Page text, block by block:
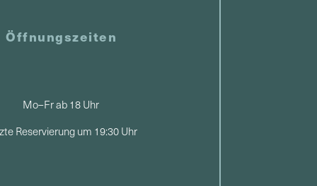
Öffnungszeiten
Mo–Fr ab 18 Uhr
Reservierung um 19:30 Uhr